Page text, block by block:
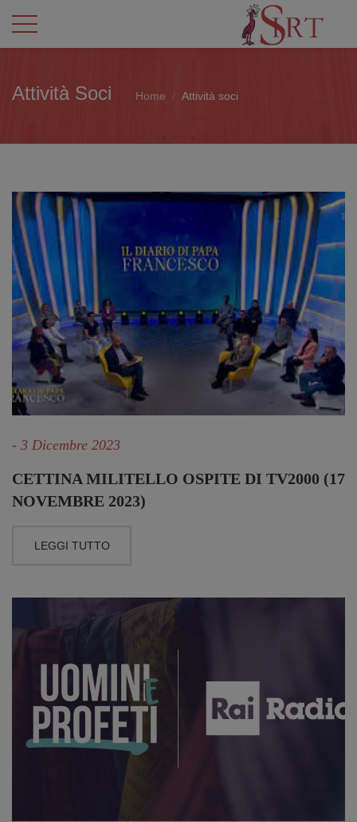
Attività Soci Home Attività soci
- 3 Dicembre 2023
CETTINA MILITELLO OSPITE DI TV2000 (17
NOVEMBRE 2023)
LEGGI TUTTO